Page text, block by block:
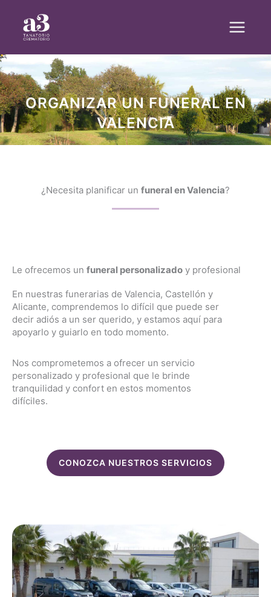
contenido
ORGANIZAR UN FUNERAL EN
VALENCIA
¿Necesita planificar un funeral en Valencia?
Le ofrecemos un funeral personalizado y profesional
En nuestras funerarias de Valencia, Castellón y
Alicante, comprendemos lo difícil que puede ser
decir adiós a un ser querido, y estamos aquí para
apoyarlo y guiarlo en todo momento.
Nos comprometemos a ofrecer un servicio
personalizado y profesional que le brinde
tranquilidad y confort en estos momentos
difíciles.
CONOZCA NUESTROS SERVICIOS